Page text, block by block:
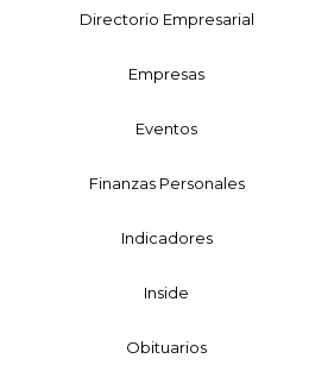
Directorio Empresarial
Empresas
Eventos
Finanzas Personales
Indicadores
Inside
Obituarios